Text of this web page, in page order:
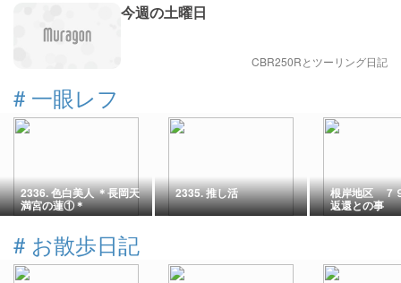
今週の土曜日
CBR250Rとツーリング日記
# 一眼レフ
2336. 色白美人 ＊長岡天
満宮の蓮①＊
2335. 推し活 根岸地区 ７
返還との事
# お散歩日記